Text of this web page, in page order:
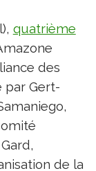
quatrième
des
par Gert-
de la